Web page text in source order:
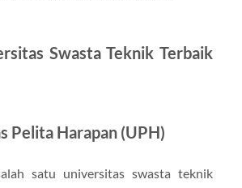
Swasta Teknik Terbaik
Pelita Harapan (UPH)
satu universitas swasta teknik